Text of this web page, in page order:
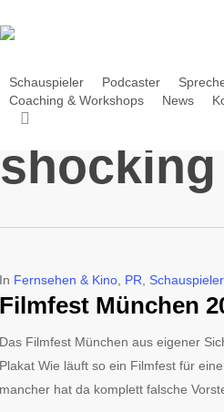
to
content
Schauspieler Podcaster
Coaching & Workshops
News
Tag
In Fernsehen & Kino PR Schauspieler,
Filmfest München
Das Filmfest München aus eigener
Plakat Wie läuft so ein Filmfest für
mancher hat da komplett falsche